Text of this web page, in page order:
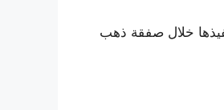
خلال صفقة ذهب